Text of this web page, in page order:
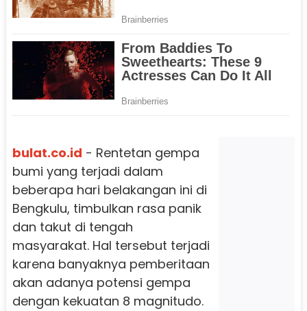
bulat.co.id - Rentetan gempa
bumi yang terjadi dalam
beberapa hari belakangan ini di
Bengkulu, timbulkan rasa panik
dan takut di tengah
masyarakat. Hal tersebut terjadi
karena banyaknya pemberitaan
akan adanya potensi gempa
dengan kekuatan 8 magnitudo.